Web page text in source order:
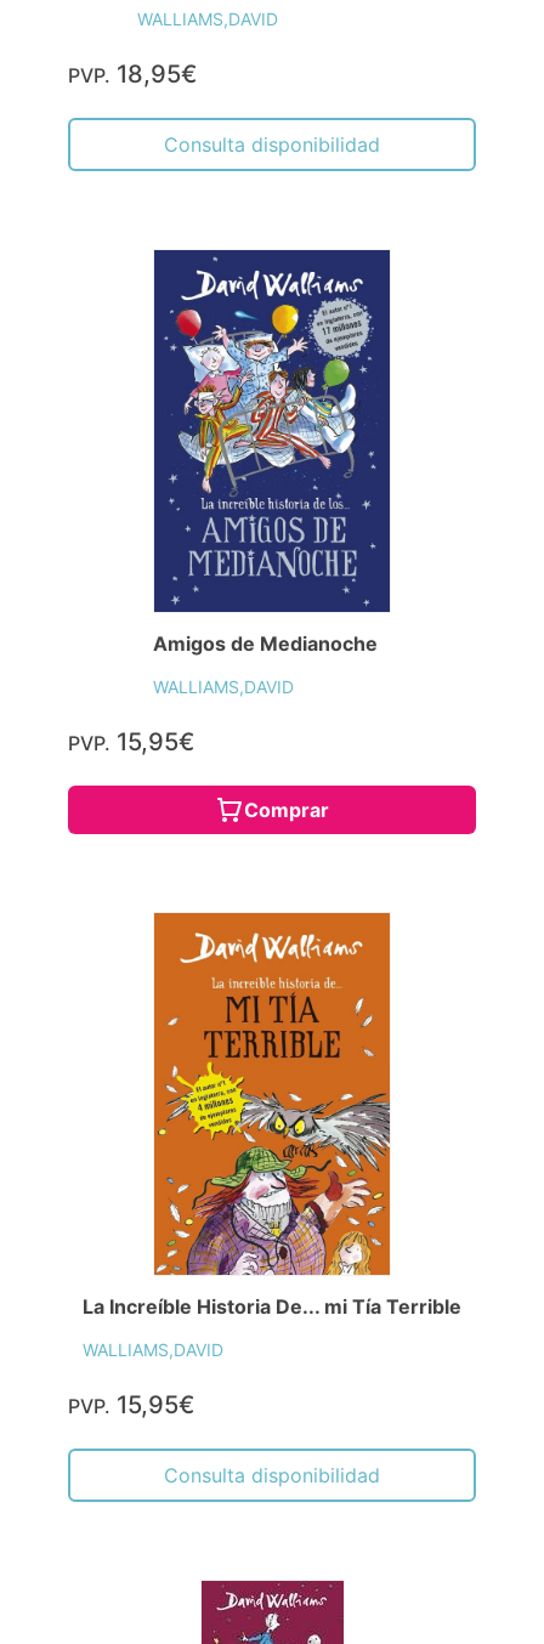
WALLIAMS,DAVID
PVP. 18,95€
Consulta disponibilidad
Amigos de Medianoche
WALLIAMS,DAVID
PVP. 15,95€
Comprar
La Increíble Historia De... mi Tía Terrible
WALLIAMS,DAVID
PVP. 15,95€
Consulta disponibilidad